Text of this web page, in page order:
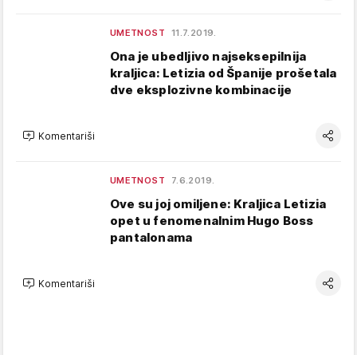
UMETNOST 11.7.2019.
Ona je ubedljivo najseksepilnija
kraljica: Letizia od Španije prošetala
dve eksplozivne kombinacije
Komentariši
UMETNOST 7.6.2019.
Ove su joj omiljene: Kraljica Letizia
opet u fenomenalnim Hugo Boss
pantalonama
Komentariši